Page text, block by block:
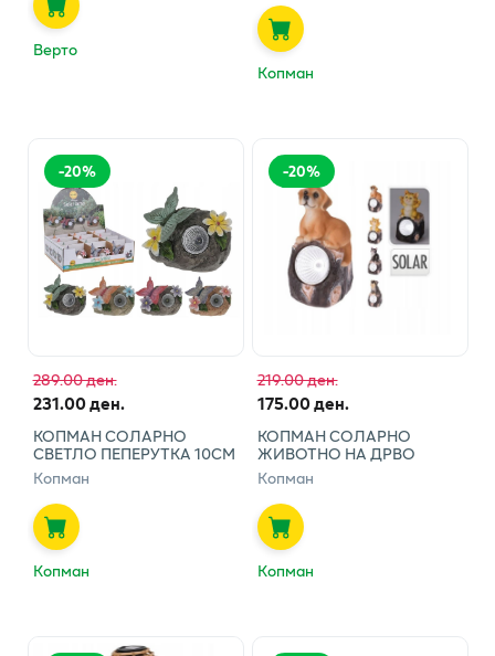
Верто
Копман
-20%
289.00 ден.
231.00 ден.
КОПМАН СОЛАРНО
СВЕТЛО ПЕПЕРУТКА 10СМ
Копман
Копман
-20%
219.00 ден.
175.00 ден.
КОПМАН СОЛАРНО
ЖИВОТНО НА ДРВО
Копман
Копман